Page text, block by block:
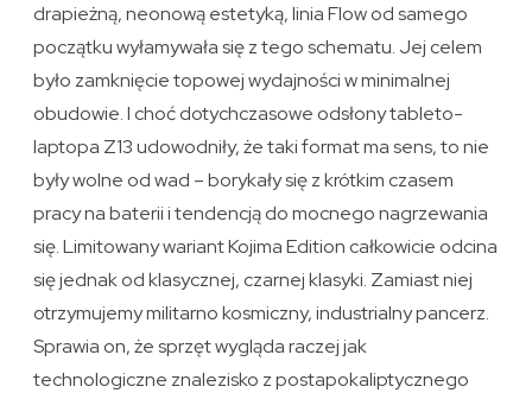
drapieżną, neonową estetyką, linia Flow od samego
początku wyłamywała się z tego schematu. Jej celem
było zamknięcie topowej wydajności w minimalnej
obudowie. I choć dotychczasowe odsłony tableto-
laptopa Z13 udowodniły, że taki format ma sens, to nie
były wolne od wad – borykały się z krótkim czasem
pracy na baterii i tendencją do mocnego nagrzewania
się. Limitowany wariant Kojima Edition całkowicie odcina
się jednak od klasycznej, czarnej klasyki. Zamiast niej
otrzymujemy militarno kosmiczny, industrialny pancerz.
Sprawia on, że sprzęt wygląda raczej jak
technologiczne znalezisko z postapokaliptycznego